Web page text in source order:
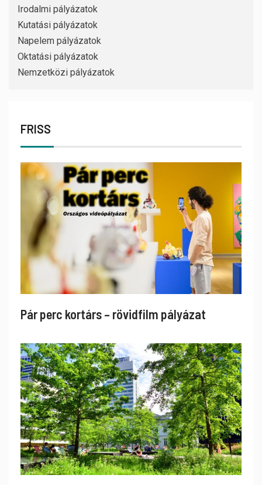
Irodalmi pályázatok
Kutatási pályázatok
Napelem pályázatok
Oktatási pályázatok
Nemzetközi pályázatok
FRISS
Pár perc kortárs – rövidfilm pályázat